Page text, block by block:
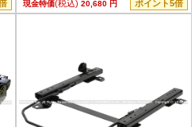
現金特価(税込) 20,680 円 ポイント5倍